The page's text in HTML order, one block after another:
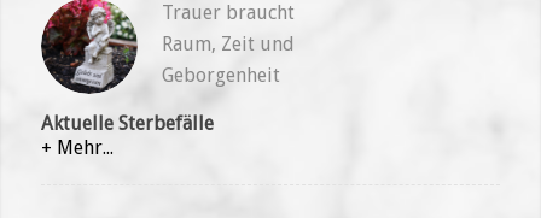
Trauer braucht
Raum, Zeit und
Geborgenheit
Aktuelle Sterbefälle
+ Mehr...